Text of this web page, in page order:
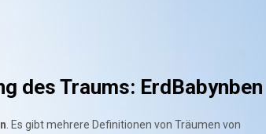
des Traums: ErdBabynben
. Es gibt mehrere Definitionen von Träumen von